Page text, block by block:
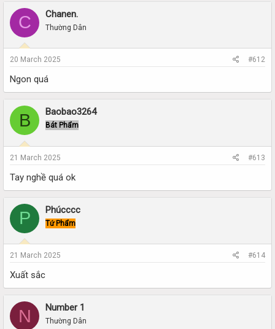
C Chanen.
Thường Dân
20 March 2025 #612
Ngon quá
B Baobao3264
Bát Phẩm
21 March 2025 #613
Tay nghề quá ok
P Phúcccc
Tứ Phẩm
21 March 2025 #614
Xuất sắc
N Number 1
Thường Dân